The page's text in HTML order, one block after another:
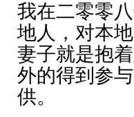
我在二零零
地人，对本
妻子就是抱
外的得到参
供。